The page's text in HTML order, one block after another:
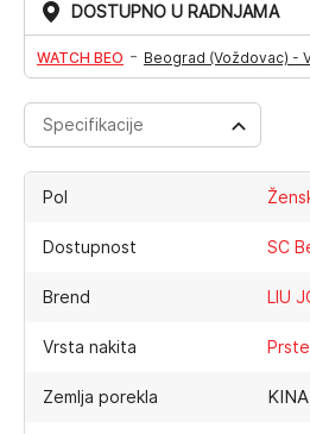
DOSTUPNO U RADNJAMA
WATCH BEO - Beograd (Voždovac) -
Specifikacije
Pol
Dostupnost SC
Brend LIU
Vrsta nakita
Zemlja porekla KINA